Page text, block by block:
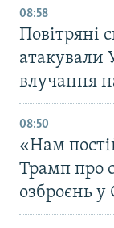
08:58
Повітряні
атакували
влучання
08:50
«Нам
Трамп про
озброєнь